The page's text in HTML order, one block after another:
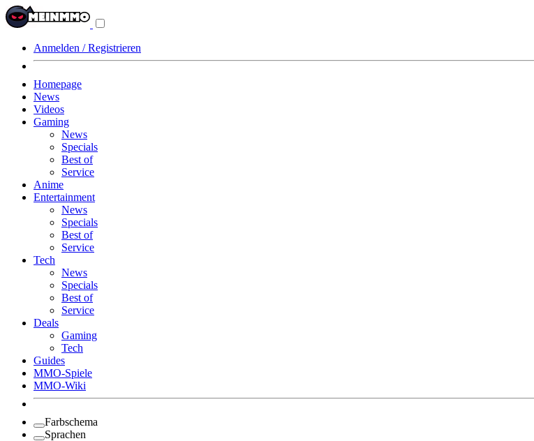
Anmelden / Registrieren
Homepage
News
Videos
Gaming
News
Specials
Best of
Service
Anime
Entertainment
News
Specials
Best of
Service
Tech
News
Specials
Best of
Service
Deals
Gaming
Tech
Guides
MMO-Spiele
MMO-Wiki
Farbschema
Sprachen